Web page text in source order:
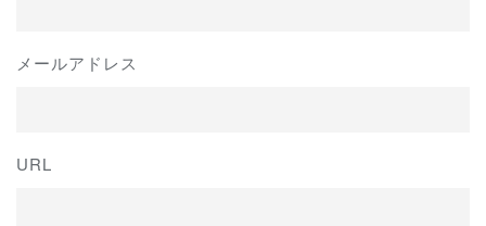
メールアドレス
URL